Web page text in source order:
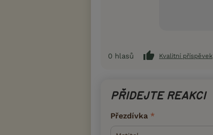
0 hlasů Kvalitní příspěvek
PŘIDEJTE REAKCI
Přezdívka